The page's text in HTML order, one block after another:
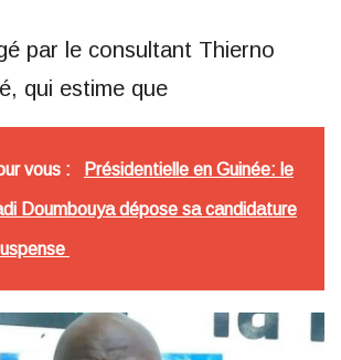
par le consultant Thierno
qui estime que
vous : Présidentielle en Guinée: le
Doumbouya dépose sa candidature